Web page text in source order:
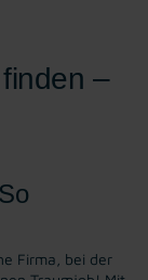
–
Firma, bei der